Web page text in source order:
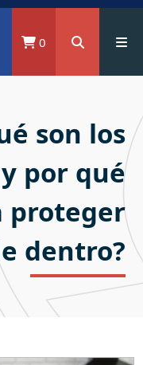
0
son los
por qué
proteger
dentro?